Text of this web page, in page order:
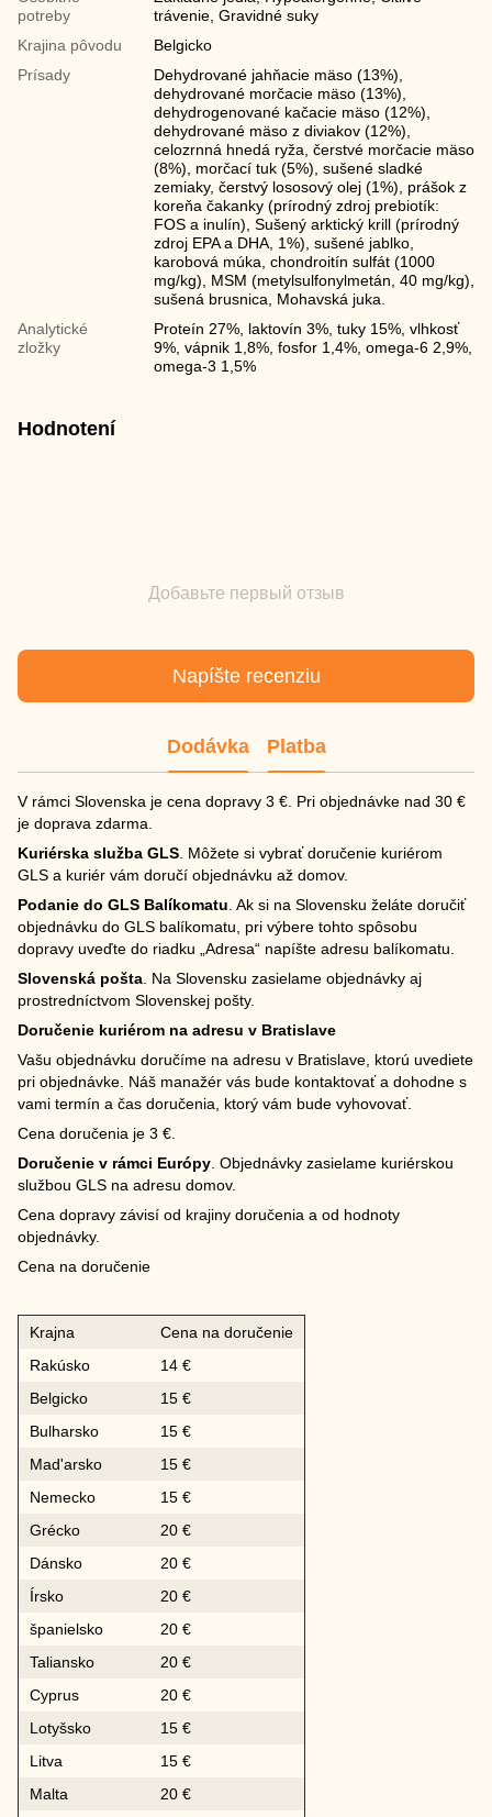
potreby
trávenie, Gravidné suky
Krajina pôvodu
Belgicko
Prísady
Dehydrované jahňacie mäso (13%),
dehydrované morčacie mäso (13%),
dehydrogenované kačacie mäso (12%),
dehydrované mäso z diviakov (12%),
celozrnná hnedá ryža, čerstvé morčacie mäso
(8%), morčací tuk (5%), sušené sladké
zemiaky, čerstvý lososový olej (1%), prášok z
koreňa čakanky (prírodný zdroj prebiotík:
FOS a inulín), Sušený arktický krill (prírodný
zdroj EPA a DHA, 1%), sušené jablko,
karobová múka, chondroitín sulfát (1000
mg/kg), MSM (metylsulfonylmetán, 40 mg/kg),
sušená brusnica, Mohavská juka.
Analytické
zložky
Proteín 27%, laktovín 3%, tuky 15%, vlhkosť
9%, vápnik 1,8%, fosfor 1,4%, omega-6 2,9%,
omega-3 1,5%
Hodnotení
Добавьте первый отзыв
Napíšte recenziu
Dodávka Platba
V rámci Slovenska je cena dopravy 3 €. Pri objednávke nad 30 €
je doprava zdarma.
Kuriérska služba GLS . Môžete si vybrať doručenie kuriérom
GLS a kuriér vám doručí objednávku až domov.
Podanie do GLS Balíkomatu . Ak si na Slovensku želáte doručiť
objednávku do GLS balíkomatu, pri výbere tohto spôsobu
dopravy uveďte do riadku „Adresa“ napíšte adresu balíkomatu.
Slovenská pošta . Na Slovensku zasielame objednávky aj
prostredníctvom Slovenskej pošty.
Doručenie kuriérom na adresu v Bratislave
Vašu objednávku doručíme na adresu v Bratislave, ktorú uvediete
pri objednávke. Náš manažér vás bude kontaktovať a dohodne s
vami termín a čas doručenia, ktorý vám bude vyhovovať.
Cena doručenia je 3 €.
Doručenie v rámci Európy . Objednávky zasielame kuriérskou
službou GLS na adresu domov.
Cena dopravy závisí od krajiny doručenia a od hodnoty
objednávky.
Cena na doručenie
Krajna
Cena na doručenie
Rakúsko
14 €
Belgicko
15 €
Bulharsko
15 €
Mad'arsko
15 €
Nemecko
15 €
Grécko
20 €
Dánsko
20 €
Írsko
20 €
španielsko
20 €
Taliansko
20 €
Cyprus
20 €
Lotyšsko
15 €
Litva
15 €
Malta
20 €